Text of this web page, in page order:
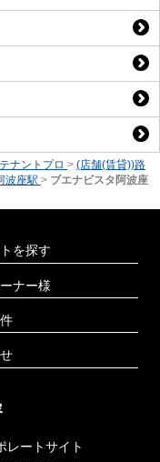
ナントプロ > (店舗(賃貸))路
波座駅 > ブエナビスタ阿波座
を探す
ナー様
レートサイト